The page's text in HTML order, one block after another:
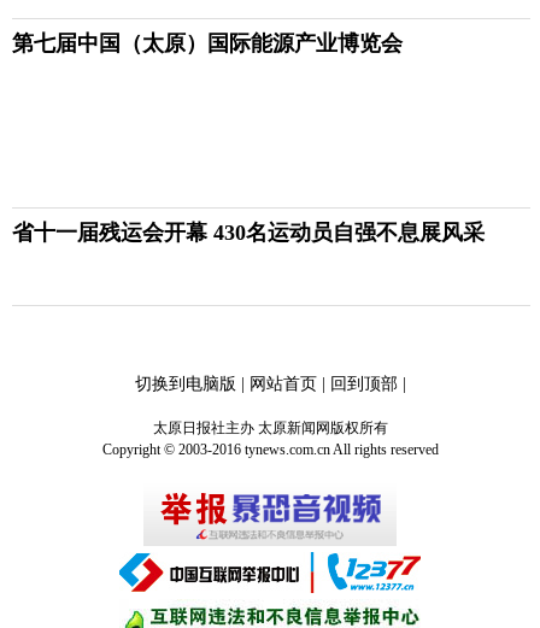
第七届中国（太原）国际能源产业博览会
省十一届残运会开幕 430名运动员自强不息展风采
切换到电脑版 | 网站首页| 回到顶部|
太原日报社主办 太原新闻网版权所有
Copyright © 2003-2016 tynews.com.cn All rights reserved